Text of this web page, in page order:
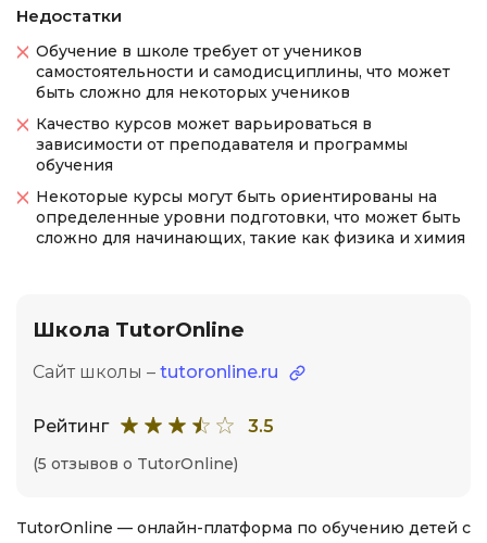
Недостатки
Обучение в школе требует от учеников
самостоятельности и самодисциплины, что может
быть сложно для некоторых учеников
Качество курсов может варьироваться в
зависимости от преподавателя и программы
обучения
Некоторые курсы могут быть ориентированы на
определенные уровни подготовки, что может быть
сложно для начинающих, такие как физика и химия
Школа TutorOnline
Сайт школы – tutoronline.ru
Рейтинг 3.5
(5 отзывов о TutorOnline)
TutorOnline — онлайн-платформа по обучению детей с